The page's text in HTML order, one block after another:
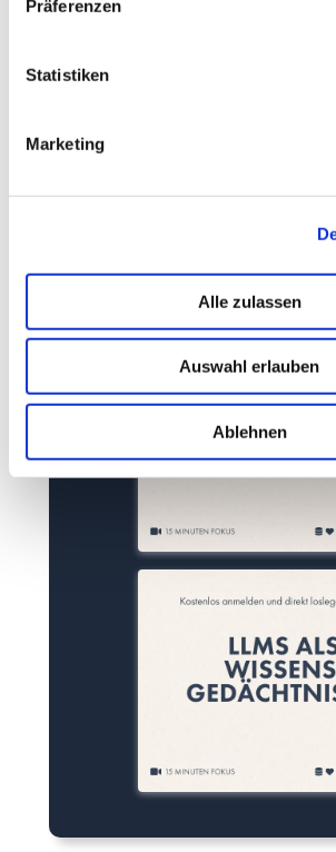
Präferenzen
Statistiken
Marketing
Alle zulassen
Auswahl erlauben
Ablehnen
Einfach kostenlos anmelden und